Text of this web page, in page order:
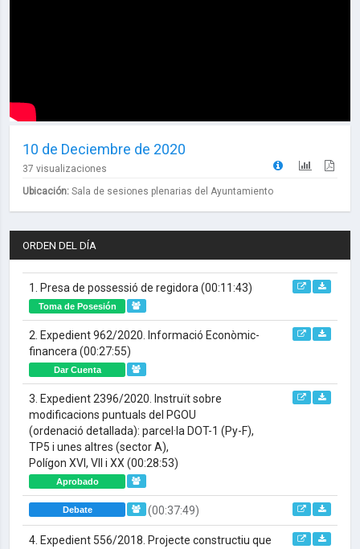
10 de Deciembre de 2020
37 visualizaciones
Ubicación: Sala de sesiones plenarias del Ayuntamiento
ORDEN DEL DÍA
1. Presa de possessió de regidora (00:11:43)
Toma de Posesión
2. Expedient 962/2020. Informació Econòmic-
financera (00:27:55)
Dar Cuenta
3. Expedient 2396/2020. Instruït sobre
modificacions puntuals del PGOU
(ordenació detallada): parcel·la DOT-1 (Py-F),
TP5 i unes altres (sector A),
Polígon XVI, VII i XX (00:28:53)
Aprobado
Debate (00:37:49)
4. Expedient 556/2018. Projecte constructiu que